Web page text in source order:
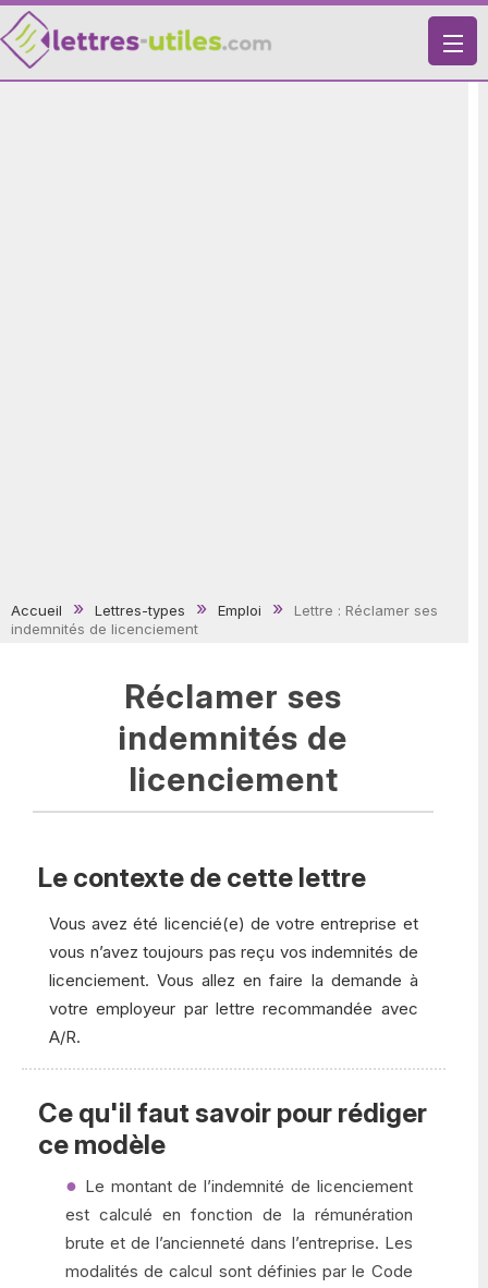
X
Accueil Lettres-types Emploi
Lettre : Réclamer ses
indemnités de licenciement
Réclamer ses
indemnités de
licenciement
Le contexte de cette lettre
Vous avez été licencié(e) de votre entreprise et
vous n’avez toujours pas reçu vos indemnités de
licenciement. Vous allez en faire la demande à
votre employeur par lettre recommandée avec
A/R.
Ce qu'il faut savoir pour rédiger
ce modèle
Le montant de l’indemnité de licenciement
est calculé en fonction de la rémunération
brute et de l’ancienneté dans l’entreprise. Les
modalités de calcul sont définies par le Code